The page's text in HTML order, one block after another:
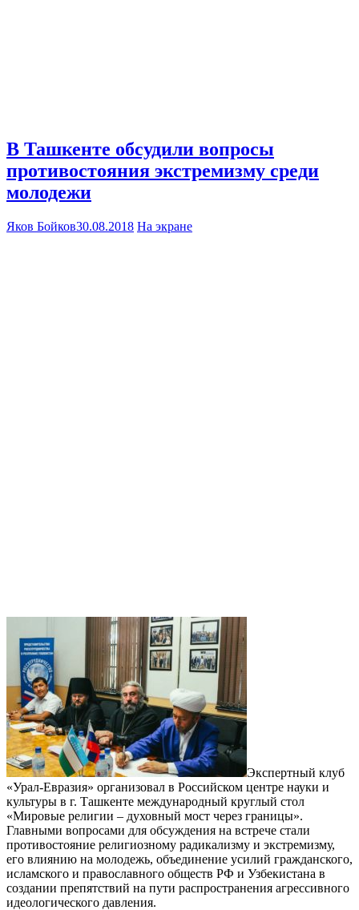
В Ташкенте обсудили вопросы
противостояния экстремизму среди
молодежи
Яков Бойков30.08.2018 На экране
Экспертный клуб
«Урал-Евразия» организовал в Российском центре науки и
культуры в г. Ташкенте международный круглый стол
«Мировые религии – духовный мост через границы».
Главными вопросами для обсуждения на встрече стали
противостояние религиозному радикализму и экстремизму,
его влиянию на молодежь, объединение усилий гражданского,
исламского и православного обществ РФ и Узбекистана в
создании препятствий на пути распространения агрессивного
идеологического давления.